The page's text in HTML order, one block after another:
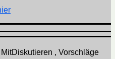
, Vorschläge